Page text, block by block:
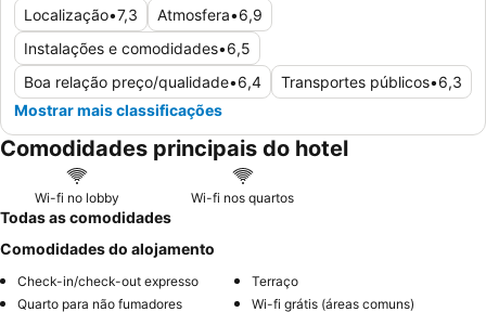
Localização•7,3 Atmosfera•6,9
Instalações e comodidades•6,5
Boa relação preço/qualidade•6,4 Transportes públicos•6,3
Mostrar mais classificações
Comodidades principais do hotel
Wi-fi no lobby Wi-fi nos quartos
Todas as comodidades
Comodidades do alojamento
Check-in/check-out expresso
Terraço
Quarto para não fumadores
Wi-fi grátis (áreas comuns)